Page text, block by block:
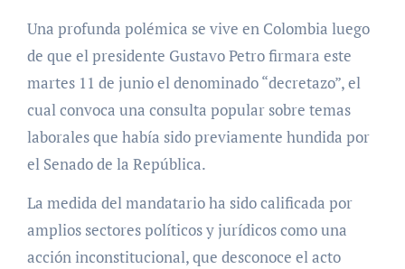
Una profunda polémica se vive en Colombia luego
de que el presidente Gustavo Petro firmara este
martes 11 de junio el denominado “decretazo”, el
cual convoca una consulta popular sobre temas
laborales que había sido previamente hundida por
el Senado de la República.
La medida del mandatario ha sido calificada por
amplios sectores políticos y jurídicos como una
acción inconstitucional, que desconoce el acto